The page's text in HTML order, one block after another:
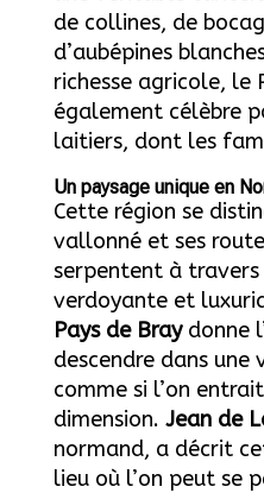
de collines, de
d’aubépines
richesse agricole, le
également célèbre
laitiers, dont les
Un paysage unique en
Cette région se
vallonné et ses
serpentent à travers
verdoyante et
Pays de Braydonne
descendre dans une
comme si l’on
dimension. Jean de
normand, a décrit
lieu où l’on peut se